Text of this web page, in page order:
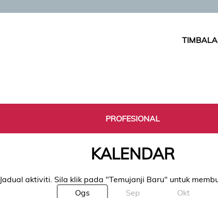
PROFESIONAL
KALENDAR
Jadual aktiviti. Sila klik pada "Temujanji Baru" untuk
Ogs
Sep
Okt